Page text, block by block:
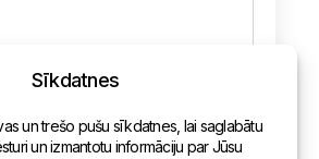
Kontakti
informācija
Sīkdatnes
un trešo pušu sīkdatnes, lai saglabātu
un izmantotu informāciju par Jūsu